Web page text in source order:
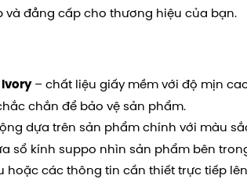
đẳng cấp cho thương hiệu của bạn.
– chất liệu giấy mềm với độ mịn
chắn để bảo vệ sản phẩm.
dựa trên sản phẩm chính với màu
sổ kính suppo nhìn sản phẩm bên
các thông tin cần thiết trực tiếp